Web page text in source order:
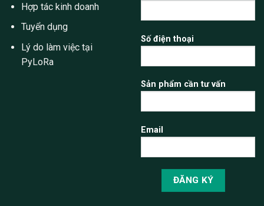
Hợp tác kinh doanh
Tuyển dụng
Lý do làm việc tại
PyLoRa
Số điện thoại
Sản phẩm cần tư vấn
Email